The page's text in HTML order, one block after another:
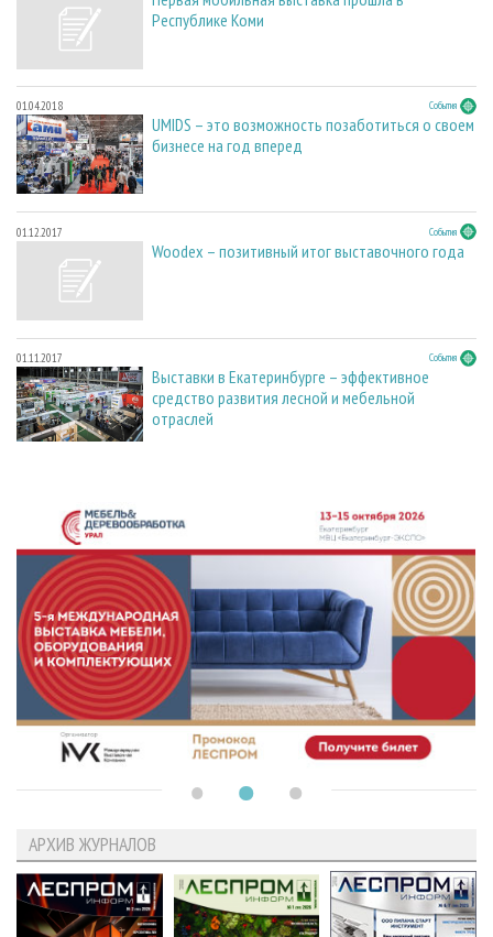
Республике Коми
01.04.2018 События
UMIDS – это возможность позаботиться о своем
бизнесе на год вперед
01.12.2017 События
Woodex – позитивный итог выставочного года
01.11.2017 События
Выставки в Екатеринбурге – эффективное
средство развития лесной и мебельной
отраслей
АРХИВ ЖУРНАЛОВ